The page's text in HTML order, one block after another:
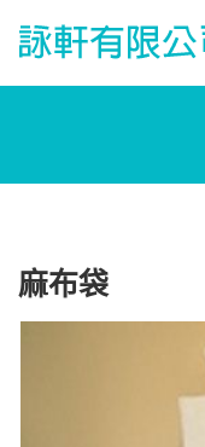
詠
軒
有
麻布袋